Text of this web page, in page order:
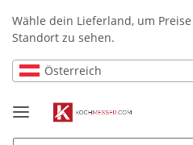
Wähle dein Lieferland, um
Standort zu sehen.
Österreich